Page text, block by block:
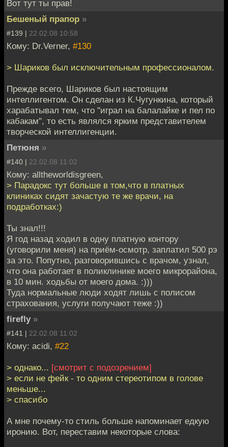
прочитать, например,
почти полторы
тысячи постов по
теме "про ЭМОВ"
тяжело, но если бы
некоторые граждане
читали, что написано
до них, то и постов
было бы гораздо
меньше!
Вот тут ты прав!
Бешеный прапор »
#139 | 22.02.08 10:58
Кому: Dr.Verner, #130
> Шариков был исключительным профессионалом.
Прежде всего, Шариков был настоящим
интеллигентом. Он сделан из К.Чугункина, который
харабатывал тем, что "играл на балалайке и пел по
кабакам", то есть являлся ярким представителем
творческой интеллигенции.
Петюня »
#140 | 22.02.08 11:02
Кому: alltheworldisgreen,
> Парадокс тут больше в том,что в платных
клиниках сидят зачастую те же врачи, на
подработках:)
Ты знал!!!
Я год назад ходил в одну платную контору
(уговорили меня) на приём-осмотр, заплатил 500 рэ
за это. Попутно, разговорившись с врачом, узнал,
что она работает в поликлинике моего микрорайона,
в 10 мин. ходьбы от моего дома. :)))
Туда нормальные люди ходят лишь с полисом
страхования, услуги получают теже :))
firefly »
#141 | 22.02.08 11:02
Кому: acidi, #22
> однако... [смотрит с подозрением]
> если не фейк - то одним стереотипом в голове
меньше...
> спасибо
А мне почему-то стиль больше напоминает едкую
иронию. Вот, переставим некоторые слова: